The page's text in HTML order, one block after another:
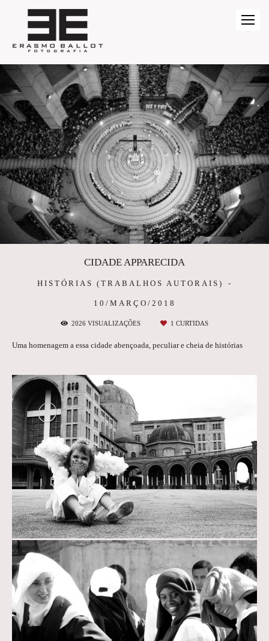
HISTÓRIAS (TRABALHOS AUTORAIS)
10/MARÇO/2018
CIDADE APPARECIDA
2026 VISUALIZAÇÕES 1 CURTIDAS
Uma homenagem a essa cidade abençoada, peculiar e cheia de histórias